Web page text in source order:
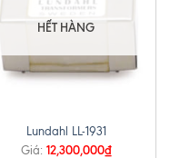
HẾT HÀNG
Lundahl LL-1931
Giá: 12,300,000₫